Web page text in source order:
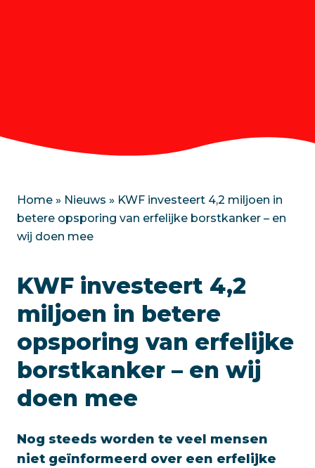
Home » Nieuws » KWF investeert 4,2 miljoen in
betere opsporing van erfelijke borstkanker – en
wij doen mee
KWF investeert 4,2
miljoen in betere
opsporing van erfelijke
borstkanker – en wij
doen mee
Nog steeds worden te veel mensen
niet geïnformeerd over een erfelijke